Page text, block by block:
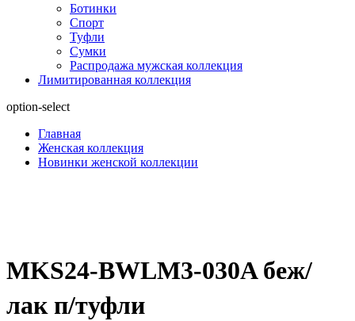
Ботинки
Спорт
Туфли
Сумки
Распродажа мужская коллекция
Лимитированная коллекция
option-select
Главная
Женская коллекция
Новинки женской коллекции
MKS24-BWLM3-030A беж/
лак п/туфли